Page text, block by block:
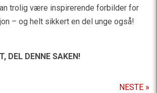
trolig være inspirerende forbilder for
– og helt sikkert en del unge også!
DEL DENNE SAKEN!
NESTE »